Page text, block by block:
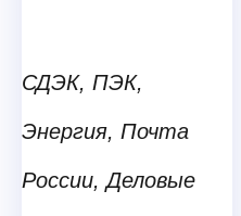
СДЭК, ПЭК,
Энергия, Почта
России, Деловые